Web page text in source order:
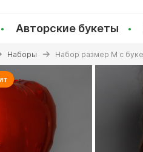
Авторские букеты
Наборы Набор размер M с